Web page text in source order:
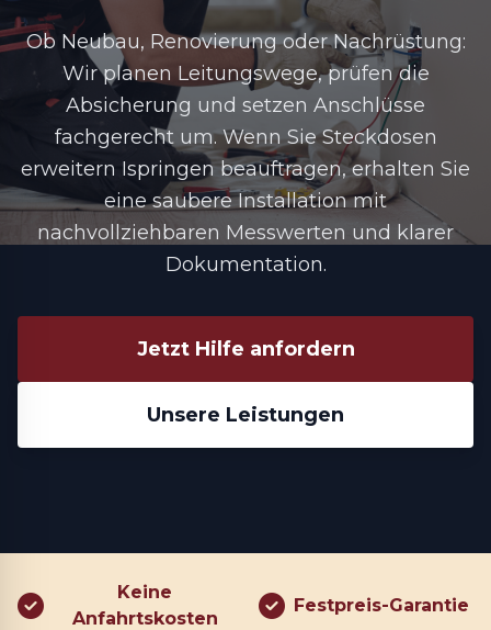
Ob Neubau, Renovierung oder Nachrüstung:
Wir planen Leitungswege, prüfen die
Absicherung und setzen Anschlüsse
fachgerecht um. Wenn SieSteckdosen
erweitern Ispringenbeauftragen, erhalten Sie
eine saubere Installation mit
nachvollziehbaren Messwerten und klarer
Dokumentation.
Jetzt Hilfe anfordern
Unsere Leistungen
Keine
Anfahrtskosten
Festpreis-Garantie